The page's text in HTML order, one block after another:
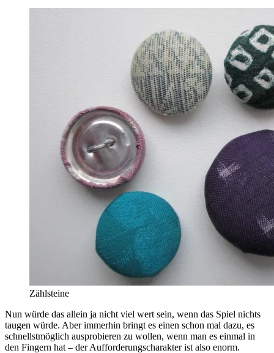
Zählsteine
Nun würde das allein ja nicht viel wert sein, wenn das Spiel nichts
taugen würde. Aber immerhin bringt es einen schon mal dazu, es
schnellstmöglich ausprobieren zu wollen, wenn man es einmal in
den Fingern hat – der Aufforderungscharakter ist also enorm.